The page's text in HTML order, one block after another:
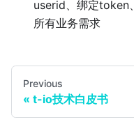
userid、绑定token
所有业务需求
Previous
« t-io技术白皮书